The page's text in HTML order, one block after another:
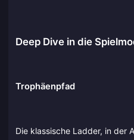
Deep Dive in die
Trophäenpfad
Die klassische Ladder, in der